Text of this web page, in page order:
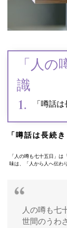
「人
識
「噂話
「噂話は長続
「人の噂も七十五日」
味は、「人から人へ伝わ
人の噂も七
世間のうわ